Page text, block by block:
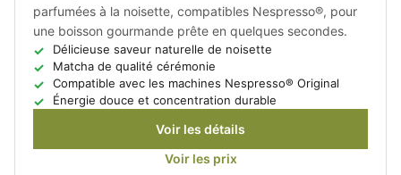
parfumées à la noisette, compatibles Nespresso®, pour
une boisson gourmande prête en quelques secondes.
Délicieuse saveur naturelle de noisette
Matcha de qualité cérémonie
Compatible avec les machines Nespresso® Original
Énergie douce et concentration durable
Voir les détails
Voir les prix